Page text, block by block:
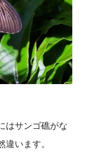
はサンゴ礁がな
います。